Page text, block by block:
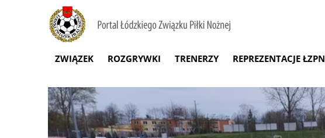
ZWIĄZEK ROZGRYWKI TRENERZY REPREZENTACJE ŁZPN